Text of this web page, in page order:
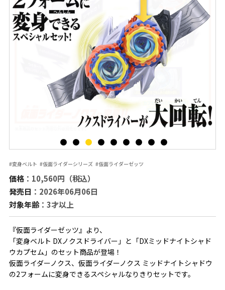
#変身ベルト #仮面ライダーシリーズ #仮面ライダーゼッツ
価格：10,560円（税込）
発売日 ：2026年06月06日
対象年齢：3才以上
『仮面ライダーゼッツ』より、
「変身ベルト DXノクスドライバー」と「DXミッドナイトシャド
ウカプセム」のセット商品が登場！
仮面ライダーノクス、仮面ライダーノクス ミッドナイトシャドウ
の2フォームに変身できるスペシャルなりきりセットです。